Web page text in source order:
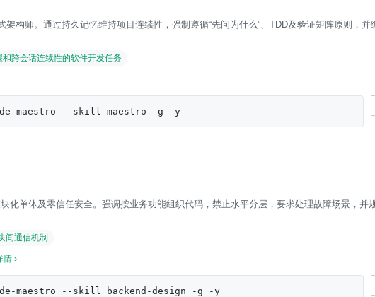
构师。通过持久记忆维持项目连续性，强制遵循“先问为什么”、TDD及验证矩阵原则，并
和跨会话连续性的软件开发任务
maestro --skill maestro -g -y
化单体及零信任安全。强调按业务功能组织代码，禁止水平分层，要求处理故障场景，并
间通信机制
情 ›
maestro --skill backend-design -g -y